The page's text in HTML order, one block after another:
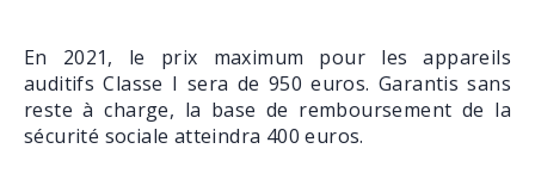
En 2021, le prix maximum pour les appareils
auditifs Classe I sera de 950 euros. Garantis sans
reste à charge, la base de remboursement de la
sécurité sociale atteindra 400 euros.